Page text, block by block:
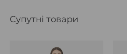
Супутні товари